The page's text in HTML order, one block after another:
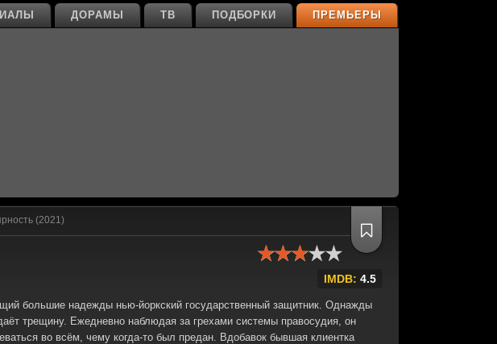
ПРЕМЬЕРЫ
ПОДБОРКИ
ТВ
ДОРАМЫ
(2021)
IMDB: 4.5
большие надежды нью-йоркский государственный защитник. Однажды
трещину. Ежедневно наблюдая за грехами системы правосудия, он
во всём, чему когда-то был предан. Вдобавок бывшая клиентка